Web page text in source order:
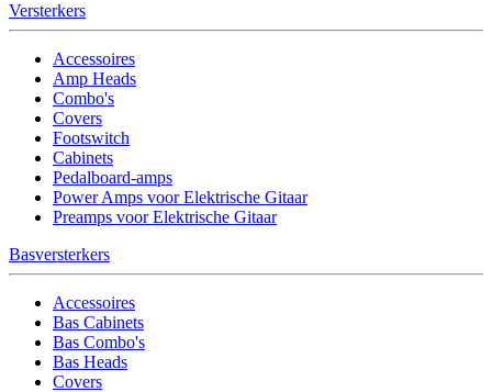
Versterkers
Accessoires
Amp Heads
Combo's
Covers
Footswitch
Cabinets
Pedalboard-amps
Power Amps voor Elektrische Gitaar
Preamps voor Elektrische Gitaar
Basversterkers
Accessoires
Bas Cabinets
Bas Combo's
Bas Heads
Covers